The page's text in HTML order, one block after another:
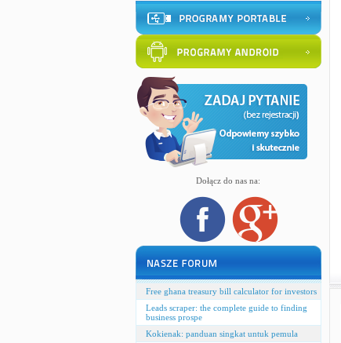
Dołącz do nas na:
Free ghana treasury bill calculator for investors
Leads scraper: the complete guide to finding
business prospe
Kokienak: panduan singkat untuk pemula